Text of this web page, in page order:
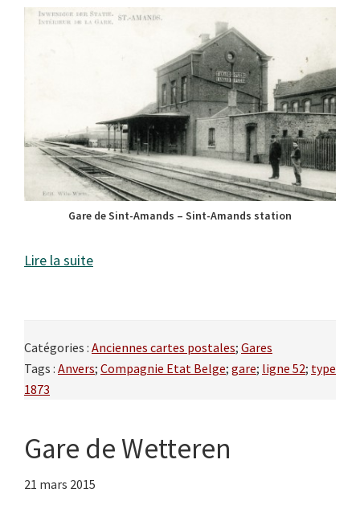
Gare de Sint-Amands – Sint-Amands station
Lire la suite
Catégories : Anciennes cartes postales; Gares
Tags : Anvers; Compagnie Etat Belge; gare; ligne 52; type
1873
Gare de Wetteren
21 mars 2015